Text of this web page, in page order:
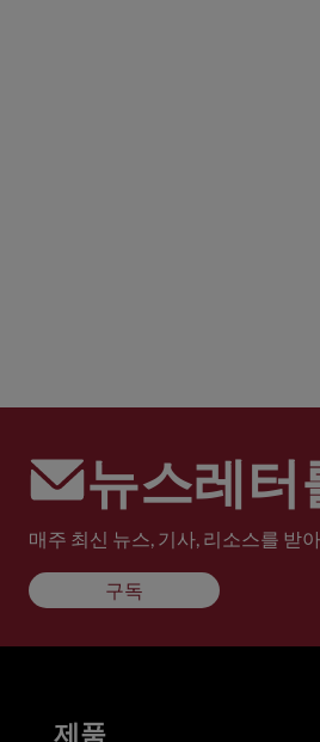
뉴스레터
매주 최신 뉴스, 기사, 리소스를 받
구독
제품